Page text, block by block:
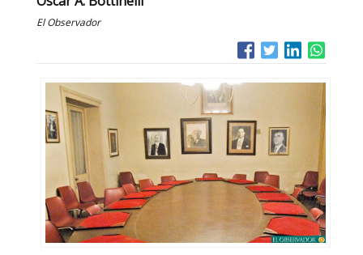
El Observador